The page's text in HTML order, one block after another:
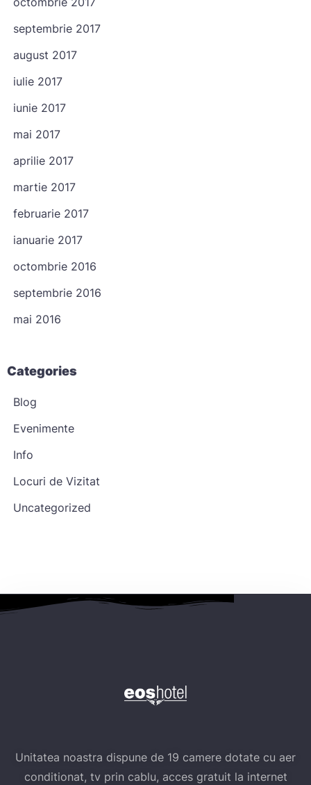
septembrie 2017
august 2017
iulie 2017
iunie 2017
mai 2017
aprilie 2017
martie 2017
februarie 2017
ianuarie 2017
octombrie 2016
septembrie 2016
mai 2016
Categories
Blog
Evenimente
Info
Locuri de Vizitat
Uncategorized
Unitatea noastra dispune de 19 camere dotate cu aer
conditionat, tv prin cablu, acces gratuit la internet
Check-out